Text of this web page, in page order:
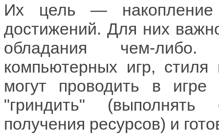
Их цель — накопление
достижений. Для них
обладания чем-
компьютерных игр,
могут проводить в игре
"гриндить"
получения ресурсов) и